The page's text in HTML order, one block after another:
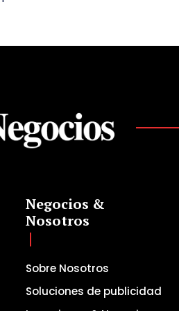
Negocios &
Nosotros
Sobre Nosotros
Soluciones de publicidad